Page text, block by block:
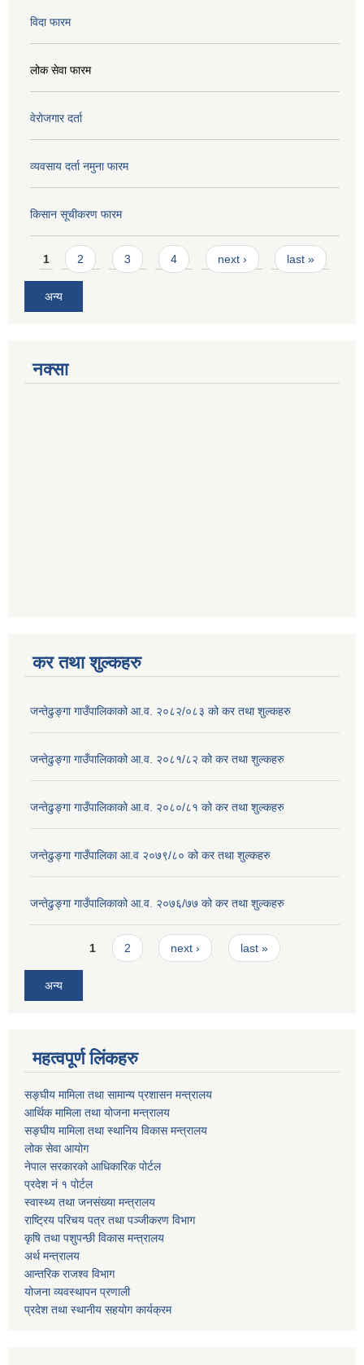
विदा फारम
लोक सेवा फारम
वेरोजगार दर्ता
व्यवसाय दर्ता नमुना फारम
किसान सूचीकरण फारम
Pages
1 2 3 4 next › last »
अन्य
नक्सा
कर तथा शुल्कहरु
जन्तेढुङ्गा गाउँपालिकाको आ.व. २०८२/०८३ को कर तथा शुल्कहरु
जन्तेढुङ्गा गाउँपालिकाको आ.व. २०८१/८२ को कर तथा शुल्कहरु
जन्तेढुङ्गा गाउँपालिकाको आ.व. २०८०/८१ को कर तथा शुल्कहरु
जन्तेढुङ्गा गाउँपालिका आ.व २०७९/८० को कर तथा शुल्कहरु
जन्तेढुङ्गा गाउँपालिकाको आ.व. २०७६/७७ को कर तथा शुल्कहरु
Pages1 2 next › last »
अन्य
महत्वपूर्ण लिंकहरु
सङ्घीय मामिला तथा सामान्य प्रशासन मन्त्रालय
आर्थिक मामिला तथा योजना मन्त्रालय
सङ्घीय मामिला तथा स्थानिय विकास मन्त्रालय
लोक सेवा आयोग
नेपाल सरकारको आधिकारिक पोर्टल
प्रदेश नं १ पोर्टल
स्वास्थ्य तथा जनसंख्या मन्त्रालय
राष्ट्रिय परिचय पत्र तथा पञ्जीकरण विभाग
कृषि तथा पशुपन्छी विकास मन्त्रालय
अर्थ मन्त्रालय
आन्तरिक राजश्व विभाग
योजना व्यवस्थापन प्रणाली
प्रदेश तथा स्थानीय सहयोग कार्यक्रम